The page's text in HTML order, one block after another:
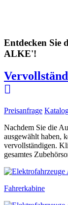
Entdecken Sie
ALKE'!
Preisanfrage
Nachdem Sie die
ausgewählt haben,
vervollständigen.
gesamtes
Fahrerkabine